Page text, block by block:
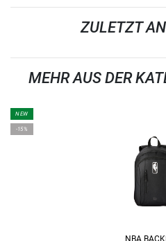
ZULETZT
MEHR AUS DER
NEW
-15%
NBA